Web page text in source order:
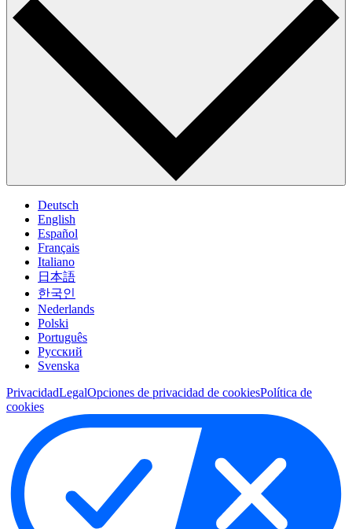
Deutsch
English
Español
Français
Italiano
日本語
한국인
Nederlands
Polski
Português
Pусский
Svenska
PrivacidadLegalOpciones de privacidad de cookiesPolítica de
cookies